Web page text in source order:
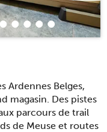
Ardennes Belges,
magasin. Des pistes
parcours de trail
de Meuse et routes